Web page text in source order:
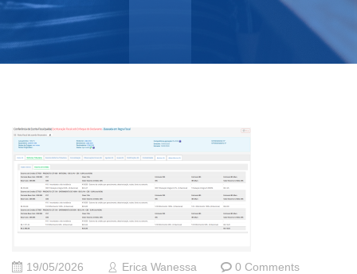
19/05/2026 Erica Wanessa 0 Comments